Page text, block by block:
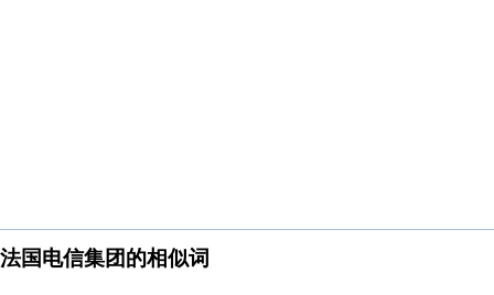
法国电信集团的相似词